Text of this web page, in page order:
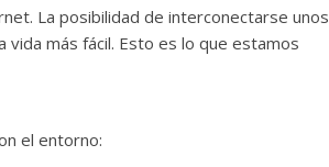
La posibilidad de interconectarse unos
más fácil. Esto es lo que estamos
el entorno: